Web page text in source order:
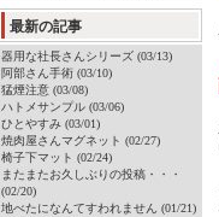
最新の記事
器用な社長さんシリーズ (03/13)
阿部さん手術 (03/10)
猛煙注意 (03/08)
ハトメサンプル (03/06)
ひとやすみ (03/01)
焼肉屋さんマグネット (02/27)
椅子下マット (02/24)
またまたお久しぶりの投稿・・・
(02/20)
地べたになんてすわれません (01/21)